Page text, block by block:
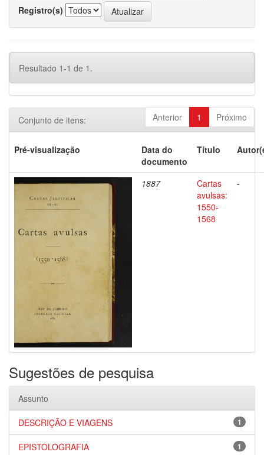
Registro(s)
Resultado 1-1 de 1.
Anterior 1 Próximo
Conjunto de itens:
Pré-visualização
Data do
documento
Título
1887
Cartas
avulsas:
1550-
1568
-
Sugestões de pesquisa
Assunto
1
DESCRIÇÃO E VIAGENS
1
EPISTOLOGRAFIA